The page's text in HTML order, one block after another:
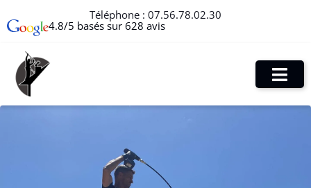
Téléphone : 07.56.78.02.30
4.8/5 basés sur 628 avis